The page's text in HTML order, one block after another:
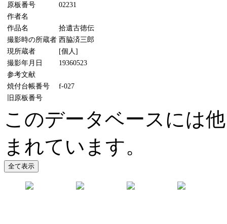
原板番号
02231
作者名
作品名
拾遺古徳伝
撮影時の所蔵者 西脇済三郎
現所蔵者
[個人]
撮影年月日
19360523
参考文献
焼付台帳番号
f-027
旧原板番号
このデータベースには
まれています。